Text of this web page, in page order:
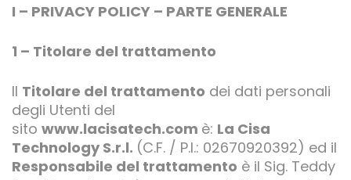
I – PRIVACY POLICY – PARTE GENERALE
1 – Titolare del trattamento
Il Titolare del trattamento dei dati personali
degli Utenti del
sito www.lacisatech.com è: La Cisa
Technology S.r.l. (C.F. / P.I.: 02670920392) ed il
Responsabile del trattamento è il Sig. Teddy